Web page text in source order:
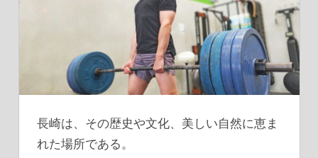
長崎は、その歴史や文化、美しい自然に恵ま
れた場所である。